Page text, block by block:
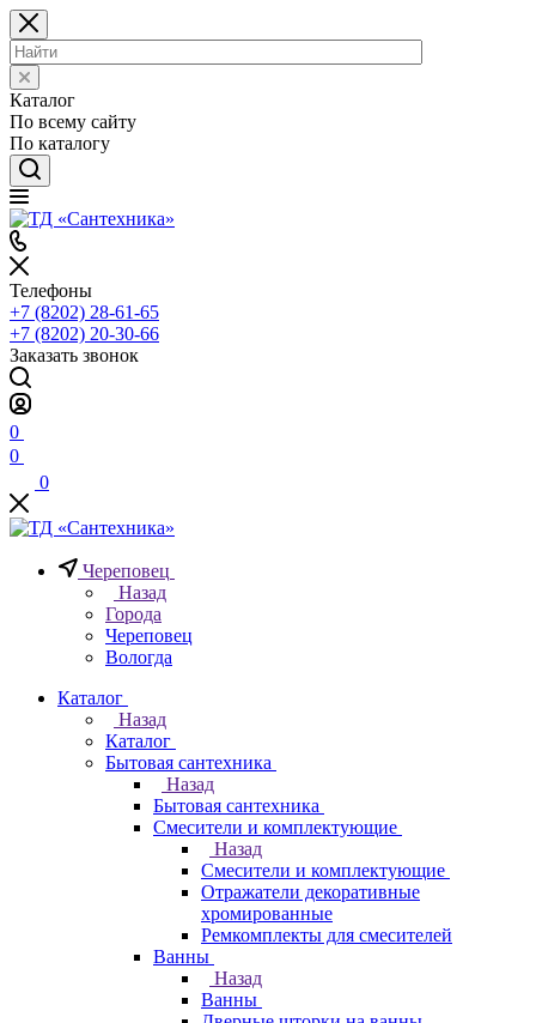
Каталог
По всему сайту
По каталогу
Телефоны
+7 (8202) 28‑61-65
+7 (8202) 20‑30-66
Заказать звонок
0
0
0
Череповец
Назад
Города
Череповец
Вологда
Каталог
Назад
Каталог
Бытовая сантехника
Назад
Бытовая сантехника
Смесители и комплектующие
Назад
Смесители и комплектующие
Отражатели декоративные
хромированные
Ремкомплекты для смесителей
Ванны
Назад
Ванны